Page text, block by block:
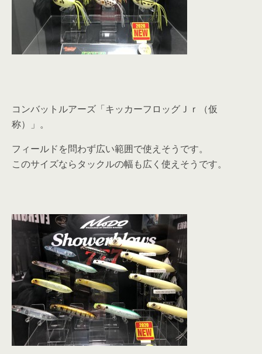
コンバットルアーズ「キッカーフロッグＪｒ（仮
称）」。
フィールドを問わず広い範囲で使えそうです。
このサイズならタックルの幅も広く使えそうです。